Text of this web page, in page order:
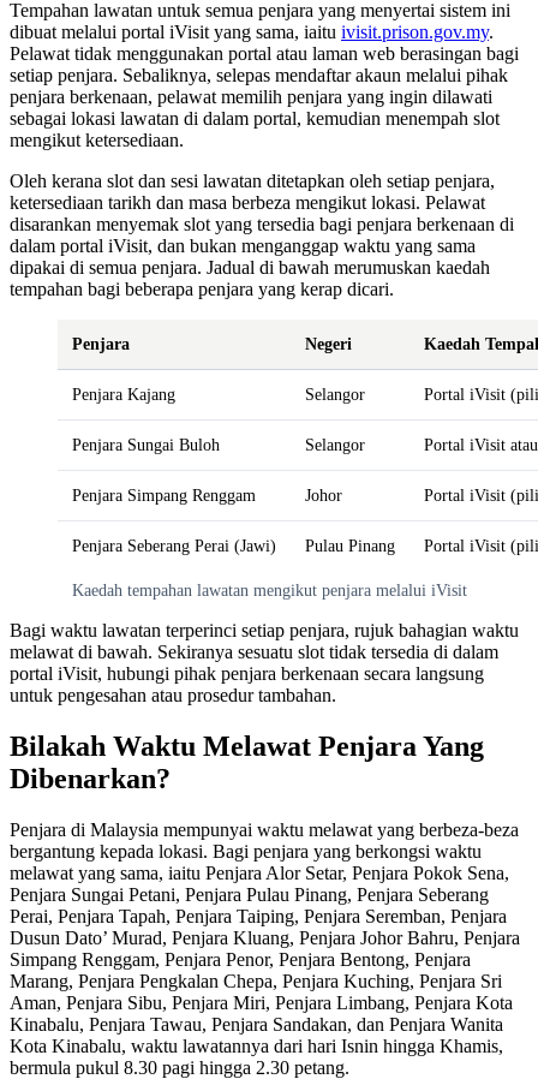
Tempahan lawatan untuk semua penjara yang menyertai sistem ini
dibuat melalui portal iVisit yang sama, iaitu ivisit.prison.gov.my.
Pelawat tidak menggunakan portal atau laman web berasingan bagi
setiap penjara. Sebaliknya, selepas mendaftar akaun melalui pihak
penjara berkenaan, pelawat memilih penjara yang ingin dilawati
sebagai lokasi lawatan di dalam portal, kemudian menempah slot
mengikut ketersediaan.
Oleh kerana slot dan sesi lawatan ditetapkan oleh setiap penjara,
ketersediaan tarikh dan masa berbeza mengikut lokasi. Pelawat
disarankan menyemak slot yang tersedia bagi penjara berkenaan di
dalam portal iVisit, dan bukan menganggap waktu yang sama
dipakai di semua penjara. Jadual di bawah merumuskan kaedah
tempahan bagi beberapa penjara yang kerap dicari.
Penjara Negeri Kaedah
Penjara Kajang Selangor Portal iVisit
Penjara Sungai Buloh Selangor Portal iVisit
Penjara Simpang Renggam Johor Portal iVisit
Penjara Seberang Perai (Jawi) Pulau Pinang Portal iVisit
Kaedah tempahan lawatan mengikut penjara melalui iVisit
Bagi waktu lawatan terperinci setiap penjara, rujuk bahagian waktu
melawat di bawah. Sekiranya sesuatu slot tidak tersedia di dalam
portal iVisit, hubungi pihak penjara berkenaan secara langsung
untuk pengesahan atau prosedur tambahan.
Bilakah Waktu Melawat Penjara Yang
Dibenarkan?
Penjara di Malaysia mempunyai waktu melawat yang berbeza-beza
bergantung kepada lokasi. Bagi penjara yang berkongsi waktu
melawat yang sama, iaitu Penjara Alor Setar, Penjara Pokok Sena,
Penjara Sungai Petani, Penjara Pulau Pinang, Penjara Seberang
Perai, Penjara Tapah, Penjara Taiping, Penjara Seremban, Penjara
Dusun Dato’ Murad, Penjara Kluang, Penjara Johor Bahru, Penjara
Simpang Renggam, Penjara Penor, Penjara Bentong, Penjara
Marang, Penjara Pengkalan Chepa, Penjara Kuching, Penjara Sri
Aman, Penjara Sibu, Penjara Miri, Penjara Limbang, Penjara Kota
Kinabalu, Penjara Tawau, Penjara Sandakan, dan Penjara Wanita
Kota Kinabalu, waktu lawatannya dari hari Isnin hingga Khamis,
bermula pukul 8.30 pagi hingga 2.30 petang.